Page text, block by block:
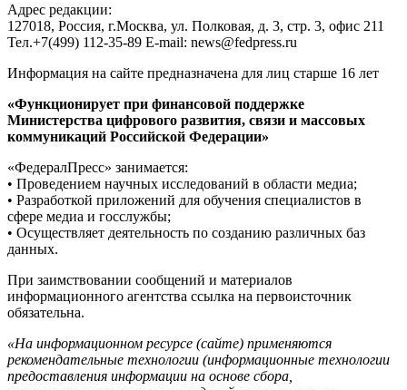
Адрес редакции:
127018, Россия, г.Москва, ул. Полковая, д. 3, стр. 3, офис 211
Тел.+7(499) 112-35-89 E-mail: news@fedpress.ru
Информация на сайте предназначена для лиц старше 16 лет
«Функционирует при финансовой поддержке
Министерства цифрового развития, связи и массовых
коммуникаций Российской Федерации»
«ФедералПресс» занимается:
• Проведением научных исследований в области медиа;
• Разработкой приложений для обучения специалистов в
сфере медиа и госслужбы;
• Осуществляет деятельность по созданию различных баз
данных.
При заимствовании сообщений и материалов
информационного агентства ссылка на первоисточник
обязательна.
«На информационном ресурсе (сайте) применяются
рекомендательные технологии (информационные технологии
предоставления информации на основе сбора,